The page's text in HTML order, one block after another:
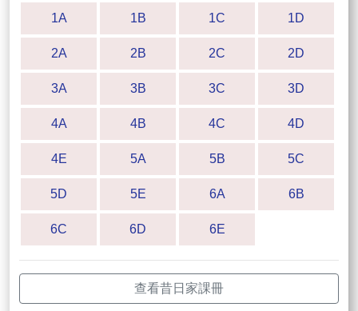
1A 1B 1C 1D
2A 2B 2C 2D
3A 3B 3C 3D
4A 4B 4C 4D
4E 5A 5B 5C
5D 5E 6A 6B
6C 6D 6E
查看昔日家課冊